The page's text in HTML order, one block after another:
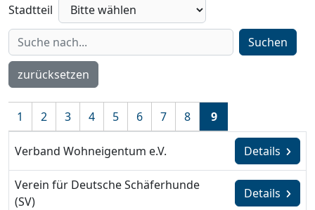
Stadtteil
Suchen
zurücksetzen
1 2 3 4 5 6 7 8 9
Verband Wohneigentum e.V. Details
Verein für Deutsche Schäferhunde
(SV)
Details